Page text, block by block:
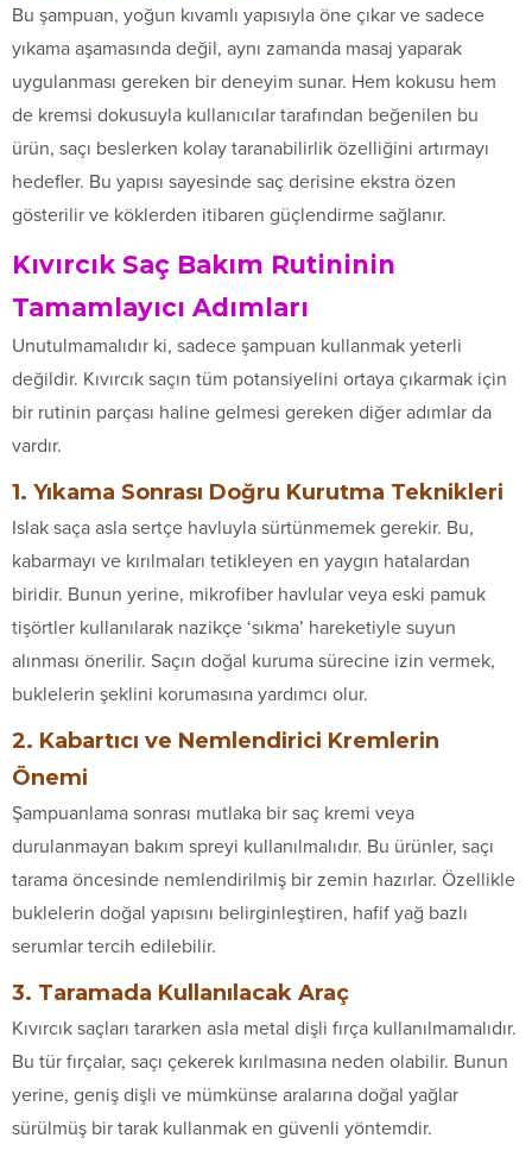
Bu şampuan, yoğun kıvamlı yapısıyla öne çıkar ve sadece
yıkama aşamasında değil, aynı zamanda masaj yaparak
uygulanması gereken bir deneyim sunar. Hem kokusu hem
de kremsi dokusuyla kullanıcılar tarafından beğenilen bu
ürün, saçı beslerken kolay taranabilirlik özelliğini artırmayı
hedefler. Bu yapısı sayesinde saç derisine ekstra özen
gösterilir ve köklerden itibaren güçlendirme sağlanır.
Kıvırcık Saç Bakım Rutininin
Tamamlayıcı Adımları
Unutulmamalıdır ki, sadece şampuan kullanmak yeterli
değildir. Kıvırcık saçın tüm potansiyelini ortaya çıkarmak için
bir rutinin parçası haline gelmesi gereken diğer adımlar da
vardır.
1. Yıkama Sonrası Doğru Kurutma Teknikleri
Islak saça asla sertçe havluyla sürtünmemek gerekir. Bu,
kabarmayı ve kırılmaları tetikleyen en yaygın hatalardan
biridir. Bunun yerine, mikrofiber havlular veya eski pamuk
tişörtler kullanılarak nazikçe ‘sıkma’ hareketiyle suyun
alınması önerilir. Saçın doğal kuruma sürecine izin vermek,
buklelerin şeklini korumasına yardımcı olur.
2. Kabartıcı ve Nemlendirici Kremlerin
Önemi
Şampuanlama sonrası mutlaka bir saç kremi veya
durulanmayan bakım spreyi kullanılmalıdır. Bu ürünler, saçı
tarama öncesinde nemlendirilmiş bir zemin hazırlar. Özellikle
buklelerin doğal yapısını belirginleştiren, hafif yağ bazlı
serumlar tercih edilebilir.
3. Taramada Kullanılacak Araç
Kıvırcık saçları tararken asla metal dişli fırça kullanılmamalıdır.
Bu tür fırçalar, saçı çekerek kırılmasına neden olabilir. Bunun
yerine, geniş dişli ve mümkünse aralarına doğal yağlar
sürülmüş bir tarak kullanmak en güvenli yöntemdir.